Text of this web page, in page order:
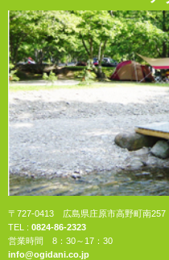
〒727-0413 広島県庄原市高野町南257
TEL : 0824-86-2323
営業時間 8：30～17：30
info@ogidani.co.jp